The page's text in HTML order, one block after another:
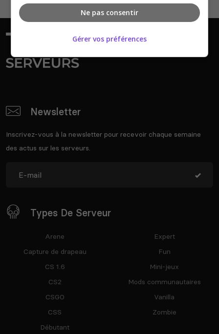
Newsletter
Inscrivez-vous à la newsletter pour recevoir chaque semaine
des actus sur les serveurs.
Types De Serveur
Arene
Capture de drapeau
CS 1.6
CS2
CSGO
CSS
Débutant
Expert
Fun
Mini-jeux
Mods communautaires
Vanilla
Zombie
Ne pas consentir
Gérer vos préférences